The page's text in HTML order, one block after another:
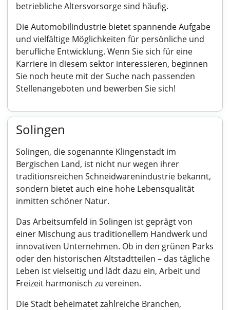
betriebliche Altersvorsorge sind häufig.
Die Automobilindustrie bietet spannende Aufgabe
und vielfältige Möglichkeiten für persönliche und
berufliche Entwicklung. Wenn Sie sich für eine
Karriere in diesem sektor interessieren, beginnen
Sie noch heute mit der Suche nach passenden
Stellenangeboten und bewerben Sie sich!
Solingen
Solingen, die sogenannte Klingenstadt im
Bergischen Land, ist nicht nur wegen ihrer
traditionsreichen Schneidwarenindustrie bekannt,
sondern bietet auch eine hohe Lebensqualität
inmitten schöner Natur.
Das Arbeitsumfeld in Solingen ist geprägt von
einer Mischung aus traditionellem Handwerk und
innovativen Unternehmen. Ob in den grünen Parks
oder den historischen Altstadtteilen – das tägliche
Leben ist vielseitig und lädt dazu ein, Arbeit und
Freizeit harmonisch zu vereinen.
Die Stadt beheimatet zahlreiche Branchen,